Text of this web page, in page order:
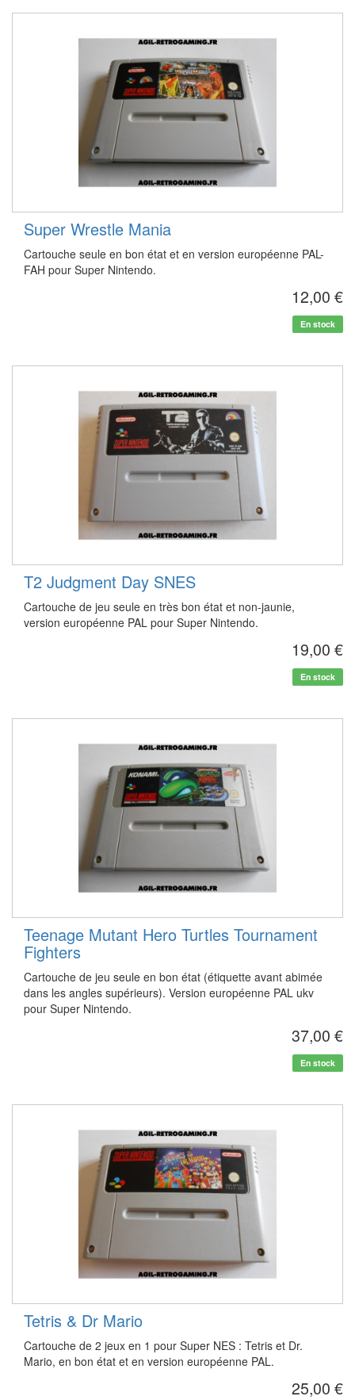
Super Wrestle Mania
Cartouche seule en bon état et en version européenne PAL-
FAH pour Super Nintendo.
12,00 €
En stock
T2 Judgment Day SNES
Cartouche de jeu seule en très bon état et non-jaunie,
version européenne PAL pour Super Nintendo.
19,00 €
En stock
Teenage Mutant Hero Turtles Tournament
Fighters
Cartouche de jeu seule en bon état (étiquette avant abimée
dans les angles supérieurs). Version européenne PAL ukv
pour Super Nintendo.
37,00 €
En stock
Tetris & Dr Mario
Cartouche de 2 jeux en 1 pour Super NES : Tetris et Dr.
Mario, en bon état et en version européenne PAL.
25,00 €